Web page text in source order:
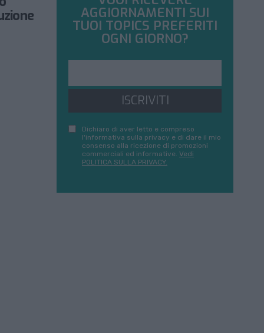
AGGIORNAMENTI SUI
TUOI TOPICS PREFERITI
OGNI GIORNO?
ISCRIVITI
Dichiaro di aver letto e compreso
l'informativa sulla privacy e di dare il mio
consenso alla ricezione di promozioni
commerciali ed informative. Vedi
POLITICA SULLA PRIVACY.